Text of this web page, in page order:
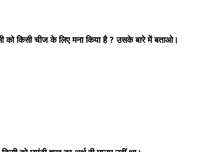
को किसी चीज के लिए मना किया है ? उसके बारे में बताओ।